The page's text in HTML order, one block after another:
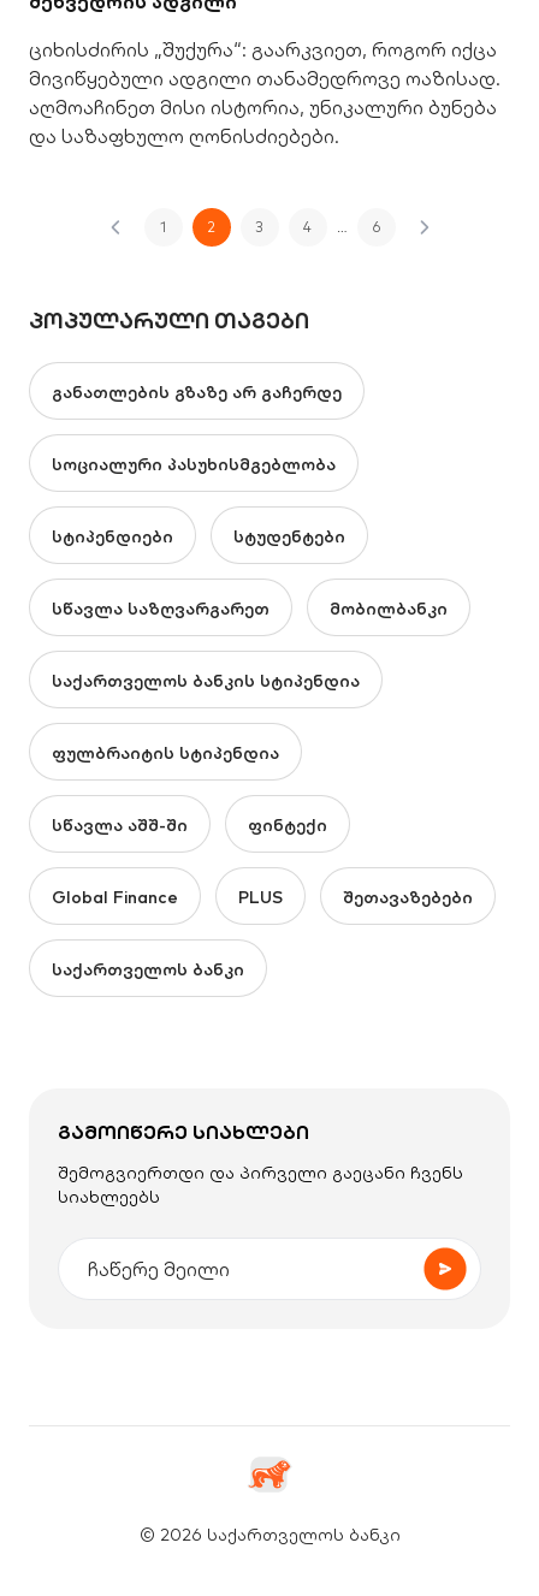
ციხისძირის „შუქურა“: გაარკვიეთ, როგორ იქცა
მივიწყებული ადგილი თანამედროვე ოაზისად.
აღმოაჩინეთ მისი ისტორია, უნიკალური ბუნება
და საზაფხულო ღონისძიებები.
1 2 3 4 6
ᲞᲝᲞᲣᲚᲐᲠᲣᲚᲘ ᲗᲐᲒᲔᲑᲘ
განათლების გზაზე არ გაჩერდე
სოციალური პასუხისმგებლობა
სტიპენდიები სტუდენტები
სწავლა საზღვარგარეთ მობილბანკი
საქართველოს ბანკის სტიპენდია
ფულბრაიტის სტიპენდია
სწავლა აშშ-ში ფინტექი
Global Finance PLUS შეთავაზებები
საქართველოს ბანკი
ᲒᲐᲛᲝᲘᲬᲔᲠᲔ ᲡᲘᲐᲮᲚᲔᲑᲘ
შემოგვიერთდი და პირველი გაეცანი ჩვენს
სიახლეებს
© 2026 საქართველოს ბანკი